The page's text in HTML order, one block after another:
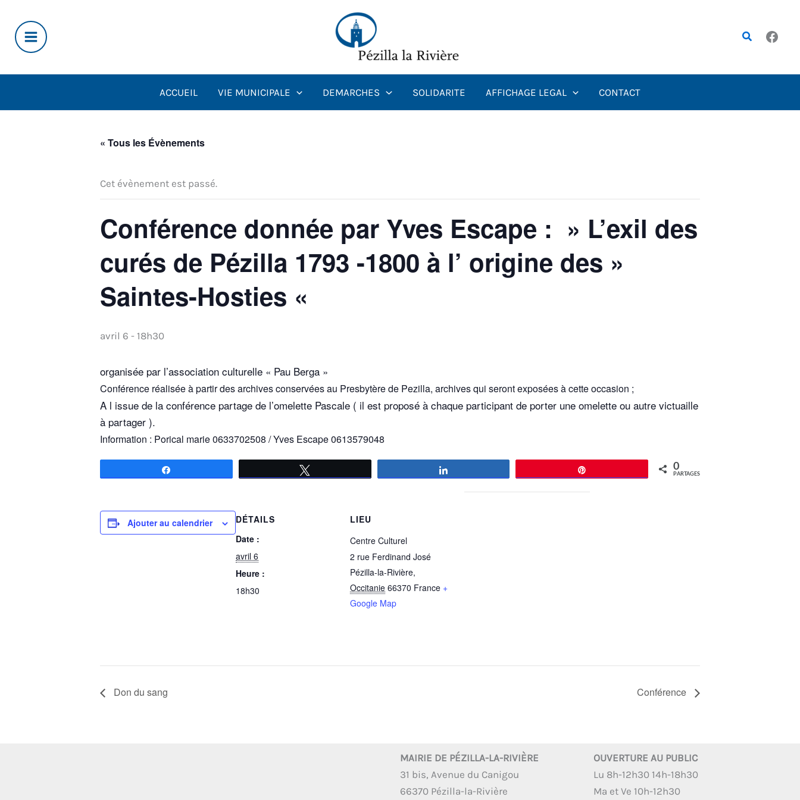
contenu
Rechercher
ACCUEIL VIE MUNICIPALE DEMARCHES SOLIDARITE AFFICHAGE LEGAL CONTACT
« Tous les Évènements
Cet évènement est passé.
Conférence donnée par Yves Escape : » L’exil des
curés de Pézilla 1793 -1800 à l’ origine des »
Saintes-Hosties «
avril 6 - 18h30
organisée par l’association culturelle « Pau Berga »
Conférence réalisée à partir des archives conservées au Presbytère de Pezilla, archives qui seront exposées à cette occasion ;
A l issue de la conférence partage de l’omelette Pascale ( il est proposé à chaque participant de porter une omelette ou autre victuaille
à partager ).
Information : Porical marie 0633702508 / Yves Escape 0613579048
0
PARTAGES
Ajouter au calendrier
DÉTAILS
Date :
avril 6
Heure :
18h30
LIEU
Centre Culturel
2 rue Ferdinand José
Pézilla-la-Rivière,
Occitanie 66370 France +
Google Map
Don du sang Conférence
MAIRIE DE PÉZILLA-LA-RIVIÈRE
31 bis, Avenue du Canigou
66370 Pézilla-la-Rivière
OUVERTURE AU PUBLIC
Lu 8h-12h30 14h-18h30
Ma et Ve 10h-12h30